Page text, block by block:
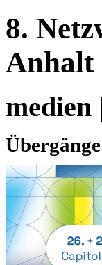
8.
Anhalt
medien